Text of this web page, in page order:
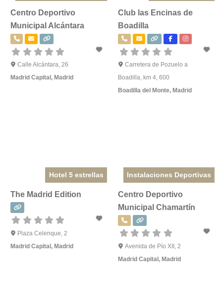
Centro Deportivo
Municipal Alcántara
Calle Alcántara, 26
Madrid Capital , Madrid
Club las Encinas de
Boadilla
Carretera de Pozuelo a
Boadilla, km 4, 600
Boadilla del Monte, Madrid
Hotel 5 estrellas
The Madrid Edition
Plaza Celenque, 2
Madrid Capital, Madrid
Instalaciones Deportivas
Centro Deportivo
Municipal Chamartín
Avenida de Pío XII, 2
Madrid Capital,Madrid